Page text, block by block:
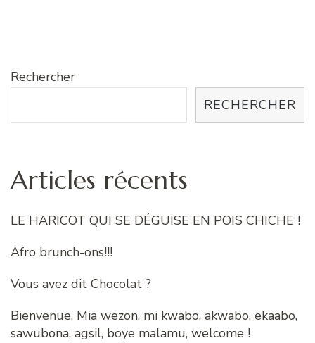
Rechercher
RECHERCHER
Articles récents
LE HARICOT QUI SE DÉGUISE EN POIS CHICHE !
Afro brunch-ons!!!
Vous avez dit Chocolat ?
Bienvenue, Mia wezon, mi kwabo, akwabo, ekaabo,
sawubona, agsil, boye malamu, welcome !